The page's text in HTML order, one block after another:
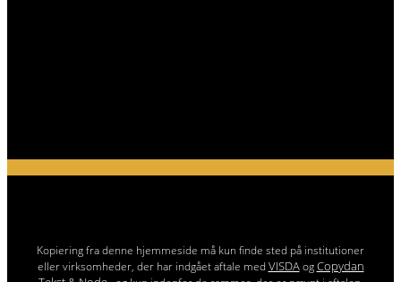
Kopiering fra denne hjemmeside må kun finde sted på institutioner
eller virksomheder, der har indgået aftale med VISDAogCopydan